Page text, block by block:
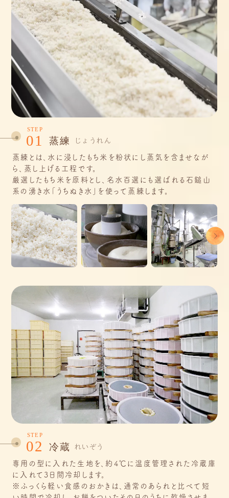
STEP
01 蒸練 じょうれん
蒸練とは、水に浸したもち米を粉状にし蒸気を含ませなが
ら、蒸し上げる工程です。
厳選したもち米を原料とし、名水百選にも選ばれる石鎚山
系の湧き水「うちぬき水」を使って蒸練します。
STEP
02 冷蔵 れいぞう
専用の型に入れた生地を、約4℃に温度管理された冷蔵庫
に入れて3日間冷却します。
※ふっくら軽い食感のおかきは、通常のあられと比べて短